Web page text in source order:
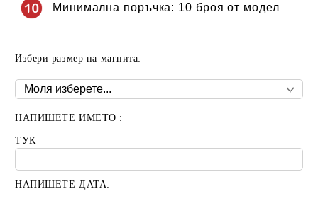
Минимална поръчка: 10 броя от модел
Избери размер на магнита:
НАПИШЕТЕ ИМЕТО :
ТУК
НАПИШЕТЕ ДАТА: